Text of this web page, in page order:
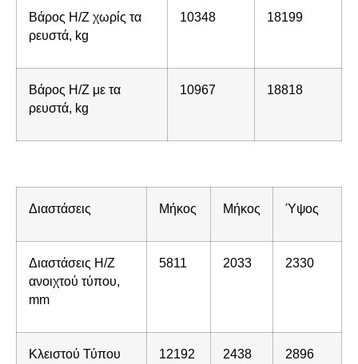
Βάρος Η/Ζ χωρίς τα
ρευστά, kg
10348 18199
Βάρος Η/Ζ με τα
ρευστά, kg
10967 18818
Διαστάσεις Μήκος Μήκος Ύψος
Διαστάσεις Η/Ζ
ανοιχτού τύπου,
mm
5811 2033 2330
Κλειστού Τύπου
12192 2438
2896